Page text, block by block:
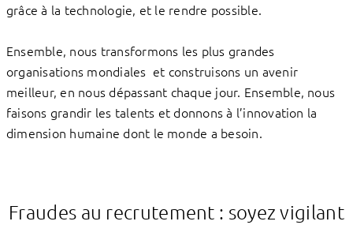
grâce à la technologie, et le rendre possible.
Ensemble, nous transformons les plus grandes
organisations mondiales et construisons un avenir
meilleur, en nous dépassant chaque jour. Ensemble, nous
faisons grandir les talents et donnons à l’innovation la
dimension humaine dont le monde a besoin.
Fraudes au recrutement : soyez vigilant